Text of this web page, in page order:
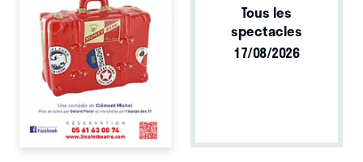
Tous les
spectacles
17/08/2026